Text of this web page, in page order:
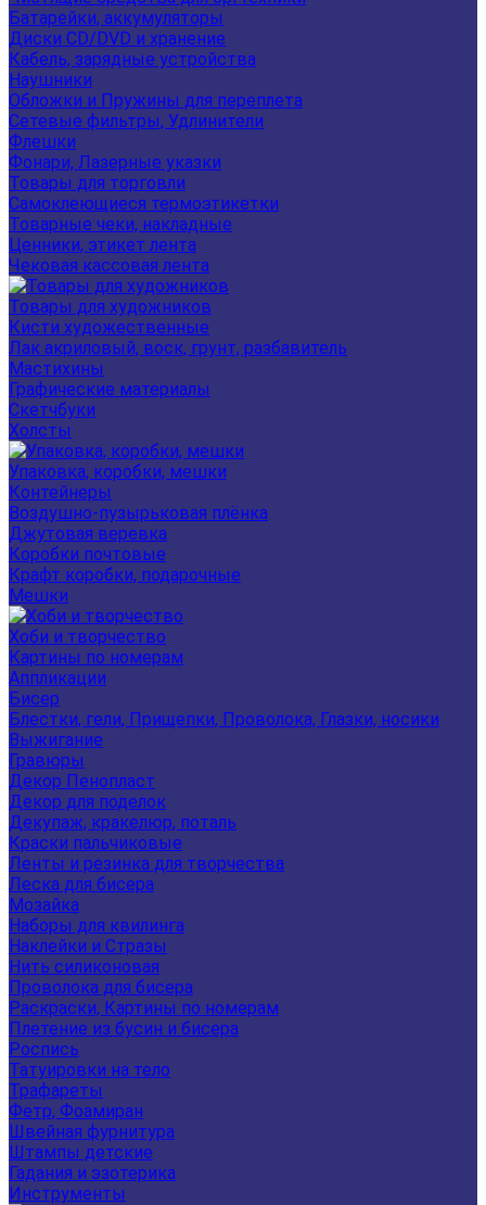
Батарейки, аккумуляторы
Диски CD/DVD и хранение
Кабель, зарядные устройства
Наушники
Обложки и Пружины для переплета
Сетевые фильтры, Удлинители
Флешки
Фонари, Лазерные указки
Товары для торговли
Самоклеющиеся термоэтикетки
Товарные чеки, накладные
Ценники, этикет лента
Чековая кассовая лента
Товары для художников
Кисти художественные
Лак акриловый, воск, грунт, разбавитель
Мастихины
Графические материалы
Скетчбуки
Холсты
Упаковка, коробки, мешки
Контейнеры
Воздушно-пузырьковая плёнка
Джутовая веревка
Коробки почтовые
Крафт коробки, подарочные
Мешки
Хоби и творчество
Картины по номерам
Аппликации
Бисер
Блестки, гели, Прищепки, Проволока, Глазки, носики
Выжигание
Гравюры
Декор Пенопласт
Декор для поделок
Декупаж, кракелюр, поталь
Краски пальчиковые
Ленты и резинка для творчества
Леска для бисера
Мозайка
Наборы для квилинга
Наклейки и Стразы
Нить силиконовая
Проволока для бисера
Раскраски, Картины по номерам
Плетение из бусин и бисера
Роспись
Татуировки на тело
Трафареты
Фетр, Фоамиран
Швейная фурнитура
Штампы детские
Гадания и эзотерика
Инструменты